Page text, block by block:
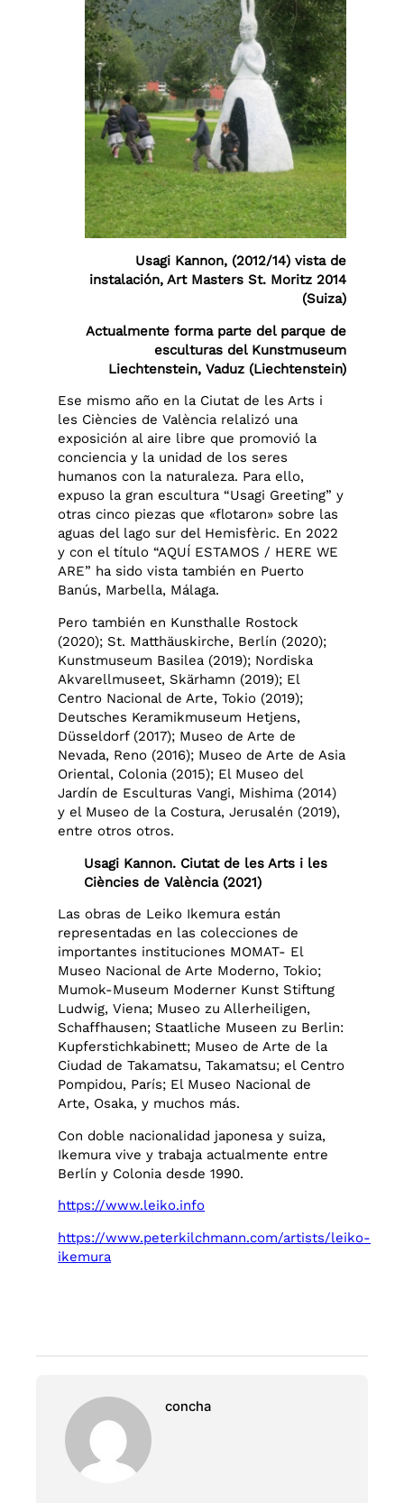
Usagi Kannon, (2012/14) vista de
instalación, Art Masters St. Moritz 2014
(Suiza)
Actualmente forma parte del parque de
esculturas del Kunstmuseum
Liechtenstein, Vaduz (Liechtenstein)
Ese mismo año en la Ciutat de les Arts i
les Ciències de València relalizó una
exposición al aire libre que promovió la
conciencia y la unidad de los seres
humanos con la naturaleza. Para ello,
expuso la gran escultura “Usagi Greeting” y
otras cinco piezas que «flotaron» sobre las
aguas del lago sur del Hemisfèric. En 2022
y con el título “AQUÍ ESTAMOS / HERE WE
ARE” ha sido vista también en Puerto
Banús, Marbella, Málaga.
Pero también en Kunsthalle Rostock
(2020); St. Matthäuskirche, Berlín (2020);
Kunstmuseum Basilea (2019); Nordiska
Akvarellmuseet, Skärhamn (2019); El
Centro Nacional de Arte, Tokio (2019);
Deutsches Keramikmuseum Hetjens,
Düsseldorf (2017); Museo de Arte de
Nevada, Reno (2016); Museo de Arte de Asia
Oriental, Colonia (2015); El Museo del
Jardín de Esculturas Vangi, Mishima (2014)
y el Museo de la Costura, Jerusalén (2019),
entre otros otros.
Usagi Kannon. Ciutat de les Arts i les
Ciències de València (2021)
Las obras de Leiko Ikemura están
representadas en las colecciones de
importantes instituciones MOMAT- El
Museo Nacional de Arte Moderno, Tokio;
Mumok-Museum Moderner Kunst Stiftung
Ludwig, Viena; Museo zu Allerheiligen,
Schaffhausen; Staatliche Museen zu Berlin:
Kupferstichkabinett; Museo de Arte de la
Ciudad de Takamatsu, Takamatsu; el Centro
Pompidou, París; El Museo Nacional de
Arte, Osaka, y muchos más.
Con doble nacionalidad japonesa y suiza,
Ikemura vive y trabaja actualmente entre
Berlín y Colonia desde 1990.
https://www.leiko.info
https://www.peterkilchmann.com/artists/leiko-
ikemura
concha